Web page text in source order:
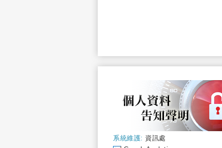
系統維護: 資訊處